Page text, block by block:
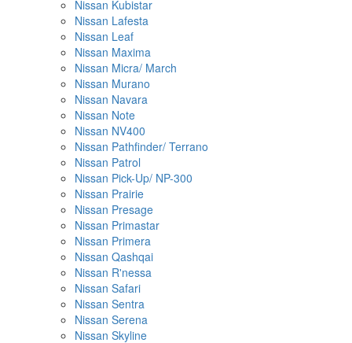
Nissan Kubistar
Nissan Lafesta
Nissan Leaf
Nissan Maxima
Nissan Micra/ March
Nissan Murano
Nissan Navara
Nissan Note
Nissan NV400
Nissan Pathfinder/ Terrano
Nissan Patrol
Nissan Pick-Up/ NP-300
Nissan Prairie
Nissan Presage
Nissan Primastar
Nissan Primera
Nissan Qashqai
Nissan R'nessa
Nissan Safari
Nissan Sentra
Nissan Serena
Nissan Skyline